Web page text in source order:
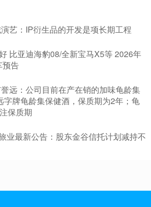
艺：IP衍生品的开发是项长期工程
比亚迪海豹08/全新宝马X5等 2026年
预告
远：公司目前在产在销的加味龟龄集
字牌龟龄集保健酒，保质期为2年；龟
保质期
业最新公告：股东金谷信托计划减持不